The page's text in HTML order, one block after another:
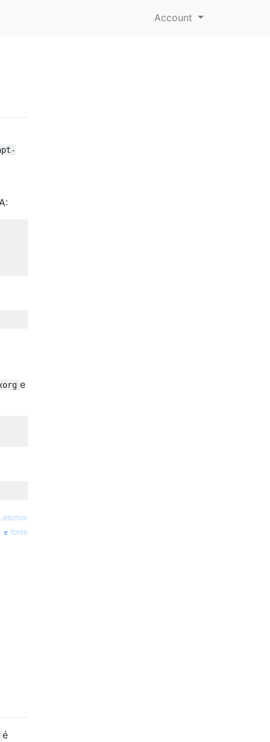
Account
e
fonte
é